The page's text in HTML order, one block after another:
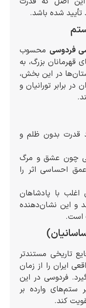
تأیید شده باشد.
فردوسی محسوب
بزرگ، به
در این بخش،
در برابر تورانیان و
قدرت بدون ظلم و
چون عشق و مرگ
احساسی اثر را
اغلب با پادشاهان
و این نشان‌دهنده
است.
تاریخی مستندتر
ایران را از زمان
فردوسی در این
ستم‌های وارده بر
کند.